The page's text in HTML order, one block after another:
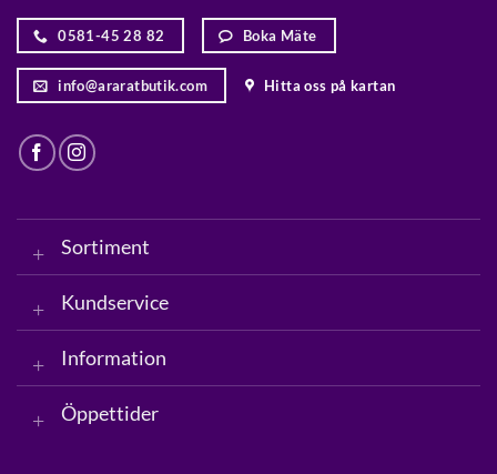
0581-45 28 82 Boka Mäte
info@araratbutik.com Hitta oss på kartan
Sortiment
Kundservice
Information
Öppettider